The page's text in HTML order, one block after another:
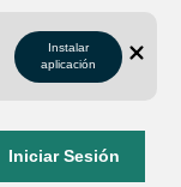
Instalar
aplicación
Iniciar Sesión